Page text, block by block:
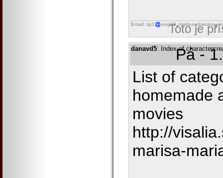
Email: sp1 eog38 mailguardianpro
Toto je
danavd5: Index ofPá -
List of
homemade
movies
http://
marisa-